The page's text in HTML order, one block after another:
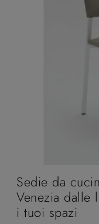
Sedie da
Venezia dalle
i tuoi spazi